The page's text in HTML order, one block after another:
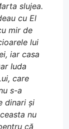
slujea.
cu El
mir de
lui
iar casa
Iuda
care
s-a
dinari și
nu
că